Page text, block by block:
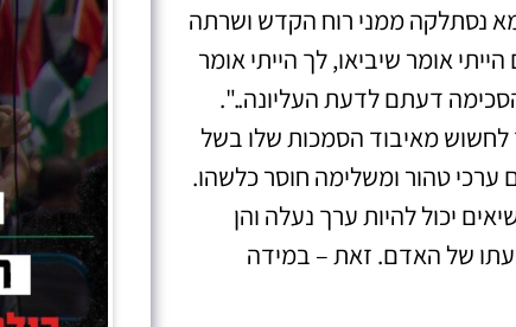
נסתלקה ממני רוח הקדש ושרתה
אומר שיביאו, לך הייתי אומר
דעתם לדעת העליונה..".
לחשוש מאיבוד הסמכות שלו בשל
ערכי טהור ומשלימה חוסר כלשהו.
יכול להיות ערך נעלה והן
של האדם. זאת – במידה